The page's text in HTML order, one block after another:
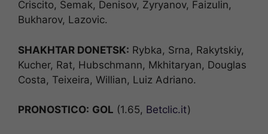
Criscito, Semak, Denisov, Zyryanov, Faizulin,
Bukharov, Lazovic.
SHAKHTAR DONETSK: Rybka, Srna, Rakytskiy,
Kucher, Rat, Hubschmann, Mkhitaryan, Douglas
Costa, Teixeira, Willian, Luiz Adriano.
PRONOSTICO: GOL (1.65, Betclic.it)